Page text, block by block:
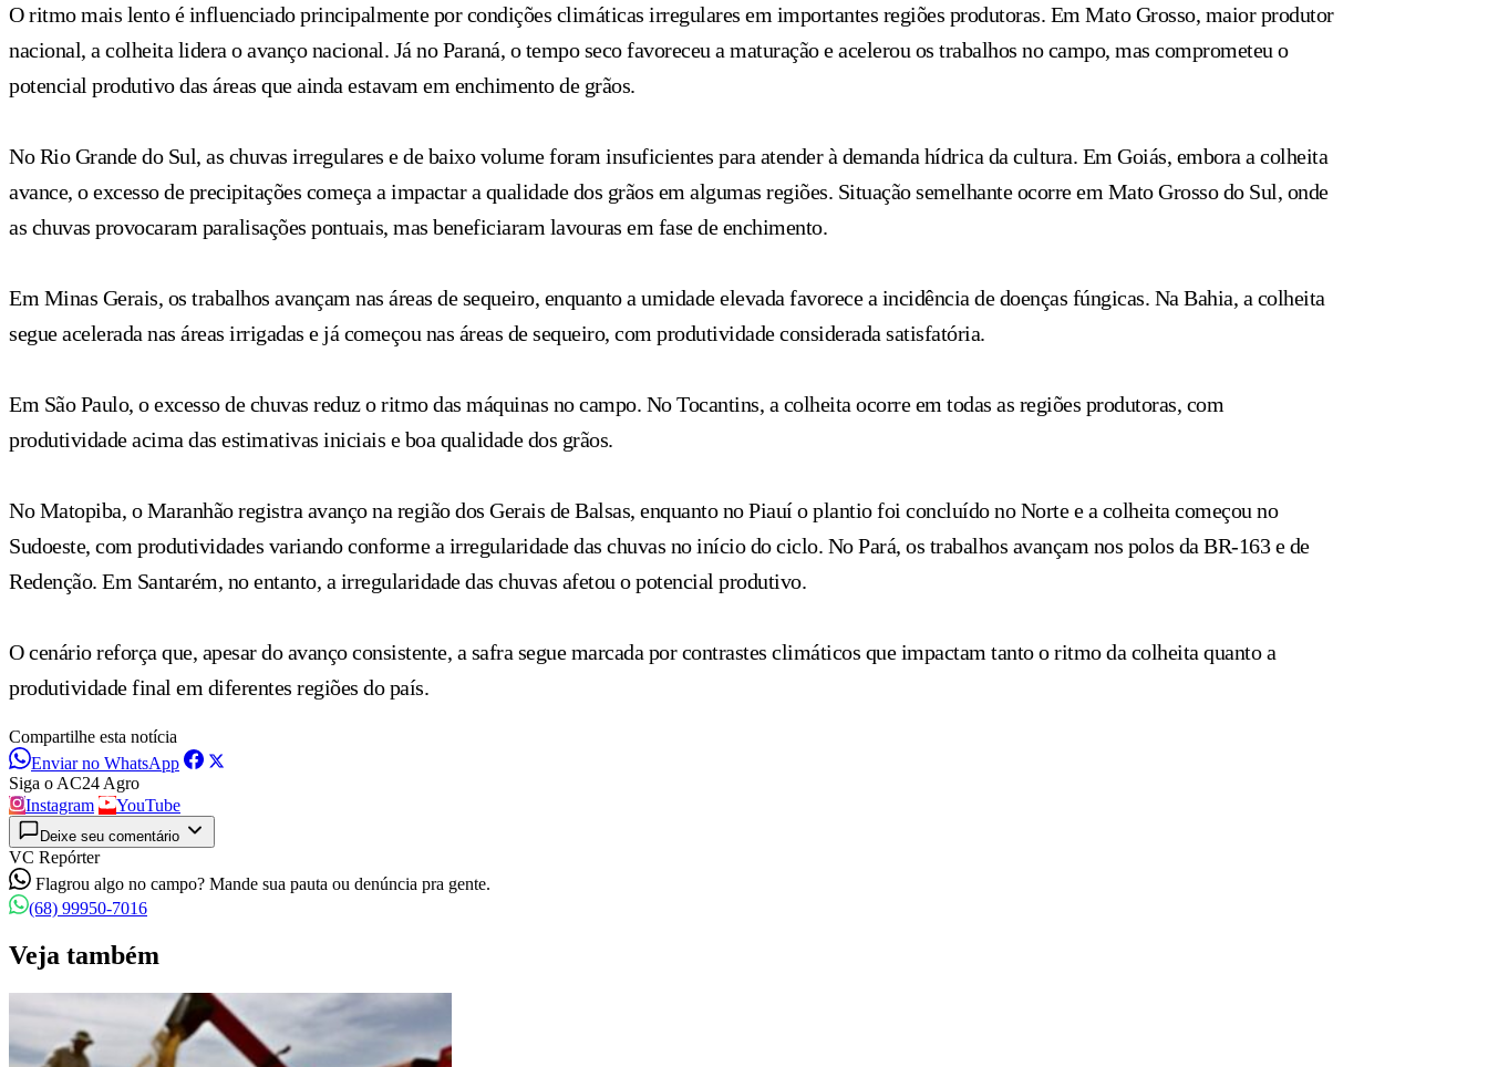
O ritmo mais lento é influenciado principalmente por condições climáticas irregulares em importantes regiões produtoras. Em Mato Grosso, maior produtor
nacional, a colheita lidera o avanço nacional. Já no Paraná, o tempo seco favoreceu a maturação e acelerou os trabalhos no campo, mas comprometeu o
potencial produtivo das áreas que ainda estavam em enchimento de grãos.
No Rio Grande do Sul, as chuvas irregulares e de baixo volume foram insuficientes para atender à demanda hídrica da cultura. Em Goiás, embora a colheita
avance, o excesso de precipitações começa a impactar a qualidade dos grãos em algumas regiões. Situação semelhante ocorre em Mato Grosso do Sul, onde
as chuvas provocaram paralisações pontuais, mas beneficiaram lavouras em fase de enchimento.
Em Minas Gerais, os trabalhos avançam nas áreas de sequeiro, enquanto a umidade elevada favorece a incidência de doenças fúngicas. Na Bahia, a colheita
segue acelerada nas áreas irrigadas e já começou nas áreas de sequeiro, com produtividade considerada satisfatória.
Em São Paulo, o excesso de chuvas reduz o ritmo das máquinas no campo. No Tocantins, a colheita ocorre em todas as regiões produtoras, com
produtividade acima das estimativas iniciais e boa qualidade dos grãos.
No Matopiba, o Maranhão registra avanço na região dos Gerais de Balsas, enquanto no Piauí o plantio foi concluído no Norte e a colheita começou no
Sudoeste, com produtividades variando conforme a irregularidade das chuvas no início do ciclo. No Pará, os trabalhos avançam nos polos da BR-163 e de
Redenção. Em Santarém, no entanto, a irregularidade das chuvas afetou o potencial produtivo.
O cenário reforça que, apesar do avanço consistente, a safra segue marcada por contrastes climáticos que impactam tanto o ritmo da colheita quanto a
produtividade final em diferentes regiões do país.
Compartilhe esta notícia
Enviar no WhatsApp
Siga o AC24 Agro
Instagram
YouTube
Deixe seu comentário
VC Repórter
Flagrou algo no campo? Mande sua pauta ou denúncia pra gente.
(68) 99950-7016
Veja também